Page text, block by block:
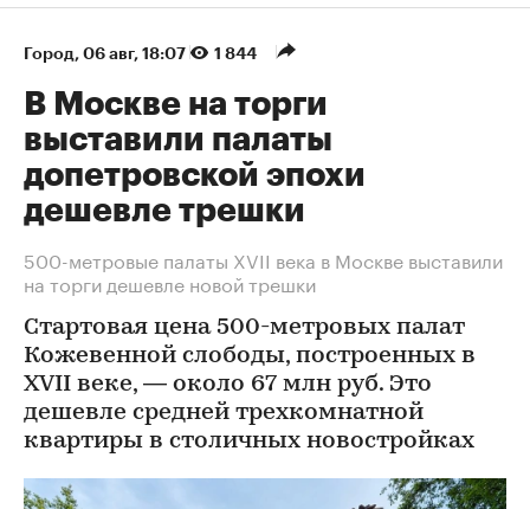
Город 06 авг, 18:07 1 844
В Москве на торги
выставили палаты
допетровской эпохи
дешевле трешки
500-метровые палаты XVII века в Москве выставили
на торги дешевле новой трешки
Стартовая цена 500-метровых палат
Кожевенной слободы, построенных в
XVII веке, — около 67 млн руб. Это
дешевле средней трехкомнатной
квартиры в столичных новостройках